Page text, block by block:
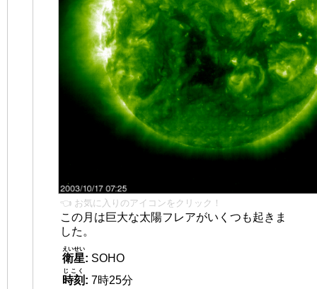
👈 お気に入りのアイコンをクリック！
この月は巨大な太陽フレアがいくつも起きま
した。
衛星
えいせい
: SOHO
時刻
じこく
: 7時25分